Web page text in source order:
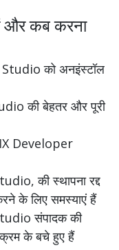
और कब करना
को अनइंस्टॉल
की बेहतर और पूरी
Developer
की स्थापना रद्द
के लिए समस्याएं हैं
संपादक की
के बचे हुए हैं